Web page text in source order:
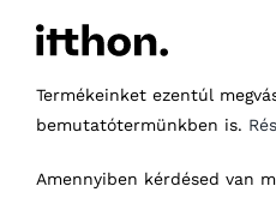
Termékeinket ezentúl
bemutatótermünkben is.
Amennyiben kérdésed van